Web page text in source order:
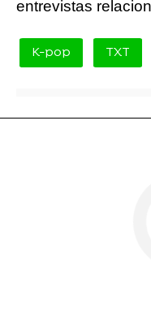
entrevistas
K-pop TXT